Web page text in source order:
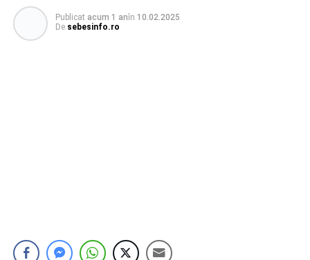
Publicat acum 1 anîn 10.02.2025
De sebesinfo.ro